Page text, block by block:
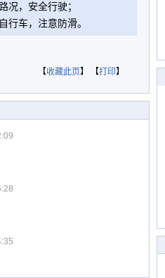
况，安全行驶；
行车，注意防滑。
【收藏此页】 【打印】